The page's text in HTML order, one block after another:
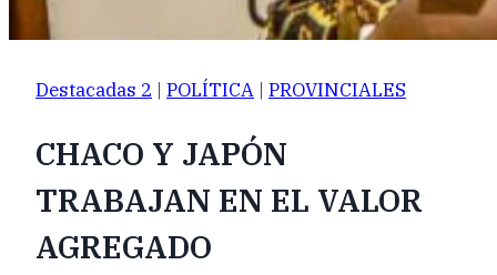
Destacadas 2 | POLÍTICA | PROVINCIALES
CHACO Y JAPÓN
TRABAJAN EN EL VALOR
AGREGADO